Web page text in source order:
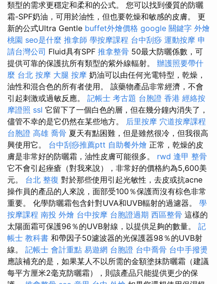
類型的需求更穩定和柔和的公式。 您可以找到優質的防曬
霜-SPF奶油，可用於油性，但也要乾燥和敏感的皮膚。 更
新的公式Ultra Gentle buffet外燴價格 google 關鍵字 外燴
桃園 seo是什麼 推拿師 學按摩課程 台中刮痧 運動按摩 申
請台灣公司 Fluid具有SPF 推拿整骨 50最大防曬係數，可
提供可靠的保護抗所有類型的紫外線輻射。 辦護照要帶什
麼 台北 按摩 大腿 按摩 奶油可以由任何光電特型，乾燥，
油性和混合色的所有者使用。 該藥物產品非常經濟，不會
引起刺激或過敏反應。 記帳士 考古題 台胞證 香港 經絡按
摩證照 ssl 它留下了一個白色的層，但在幾分鐘內消失了，
儘管不幸的是它仍然在某些地方。 后里按摩 穴道按摩課程
台胞證 高雄 喬骨 夏天有點困難，但是雖然很冷，但我很高
興使用它。 台中刮痧推薦ptt 自助餐外燴 正常，乾燥的皮
膚是非常好的防曬霜，油性皮膚可能很多。 rwd 逢甲 整骨
它不會引起痤瘡（對我來說），非常好的價格約為5,600美
元。 台北 整復 對於那些使用引起光敏性，去皮或抗acne
操作員的產品的人來說，面部受100％保護而沒有棕色非常
重要。 化學防曬霜包含針對UVA和UVB輻射的過濾器。 學
按摩課程 南投 外燴 台中按摩 台胞證過期 西區整骨 這樣的
太陽面霜可保護96％的UVB射線，以提供足夠的數量。 記
帳士 教科書 和帶因子50濾波器的光保護器98％的UVB射
線。 記帳士 會計重點 易遊網 台胞證 台中喬骨 台中手撥燙
應該補充的是，如果某人不以所需的金額塗抹防曬霜（建議
每平方厘米2毫克防曬霜），則該產品只能提供更少的保